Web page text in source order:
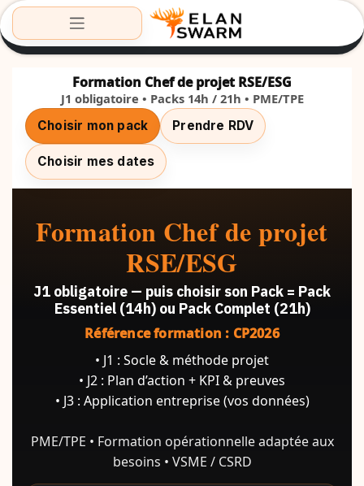
Formation Chef de projet RSE/ESG
J1 obligatoire • Packs 14h / 21h • PME/TPE
Choisir mon pack Prendre RDV
Choisir mes dates
Formation Chef de projet
RSE/ESG
J1 obligatoire — puis choisir son Pack = Pack
Essentiel (14h) ou Pack Complet (21h)
Référence formation : CP2026
• J1 : Socle & méthode projet
• J2 : Plan d’action + KPI & preuves
• J3 : Application entreprise (vos données)
PME/TPE • Formation opérationnelle adaptée aux
besoins • VSME / CSRD